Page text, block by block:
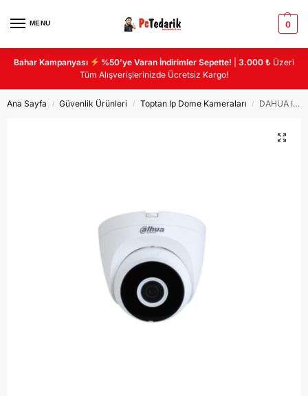
MENU 0
Bahar Kampanyası %50’ye Varan İndirimler Sepette! |3.000 ₺ Üzeri
Tüm Alışverişlerinizde Ücretsiz Kargo!
Ana Sayfa / Güvenlik Ürünleri / Toptan Ip Dome Kameraları / DAHUA IPC-HDW1230V-SA 2MP 2.8MM SESLİ IP DOME KAMERA